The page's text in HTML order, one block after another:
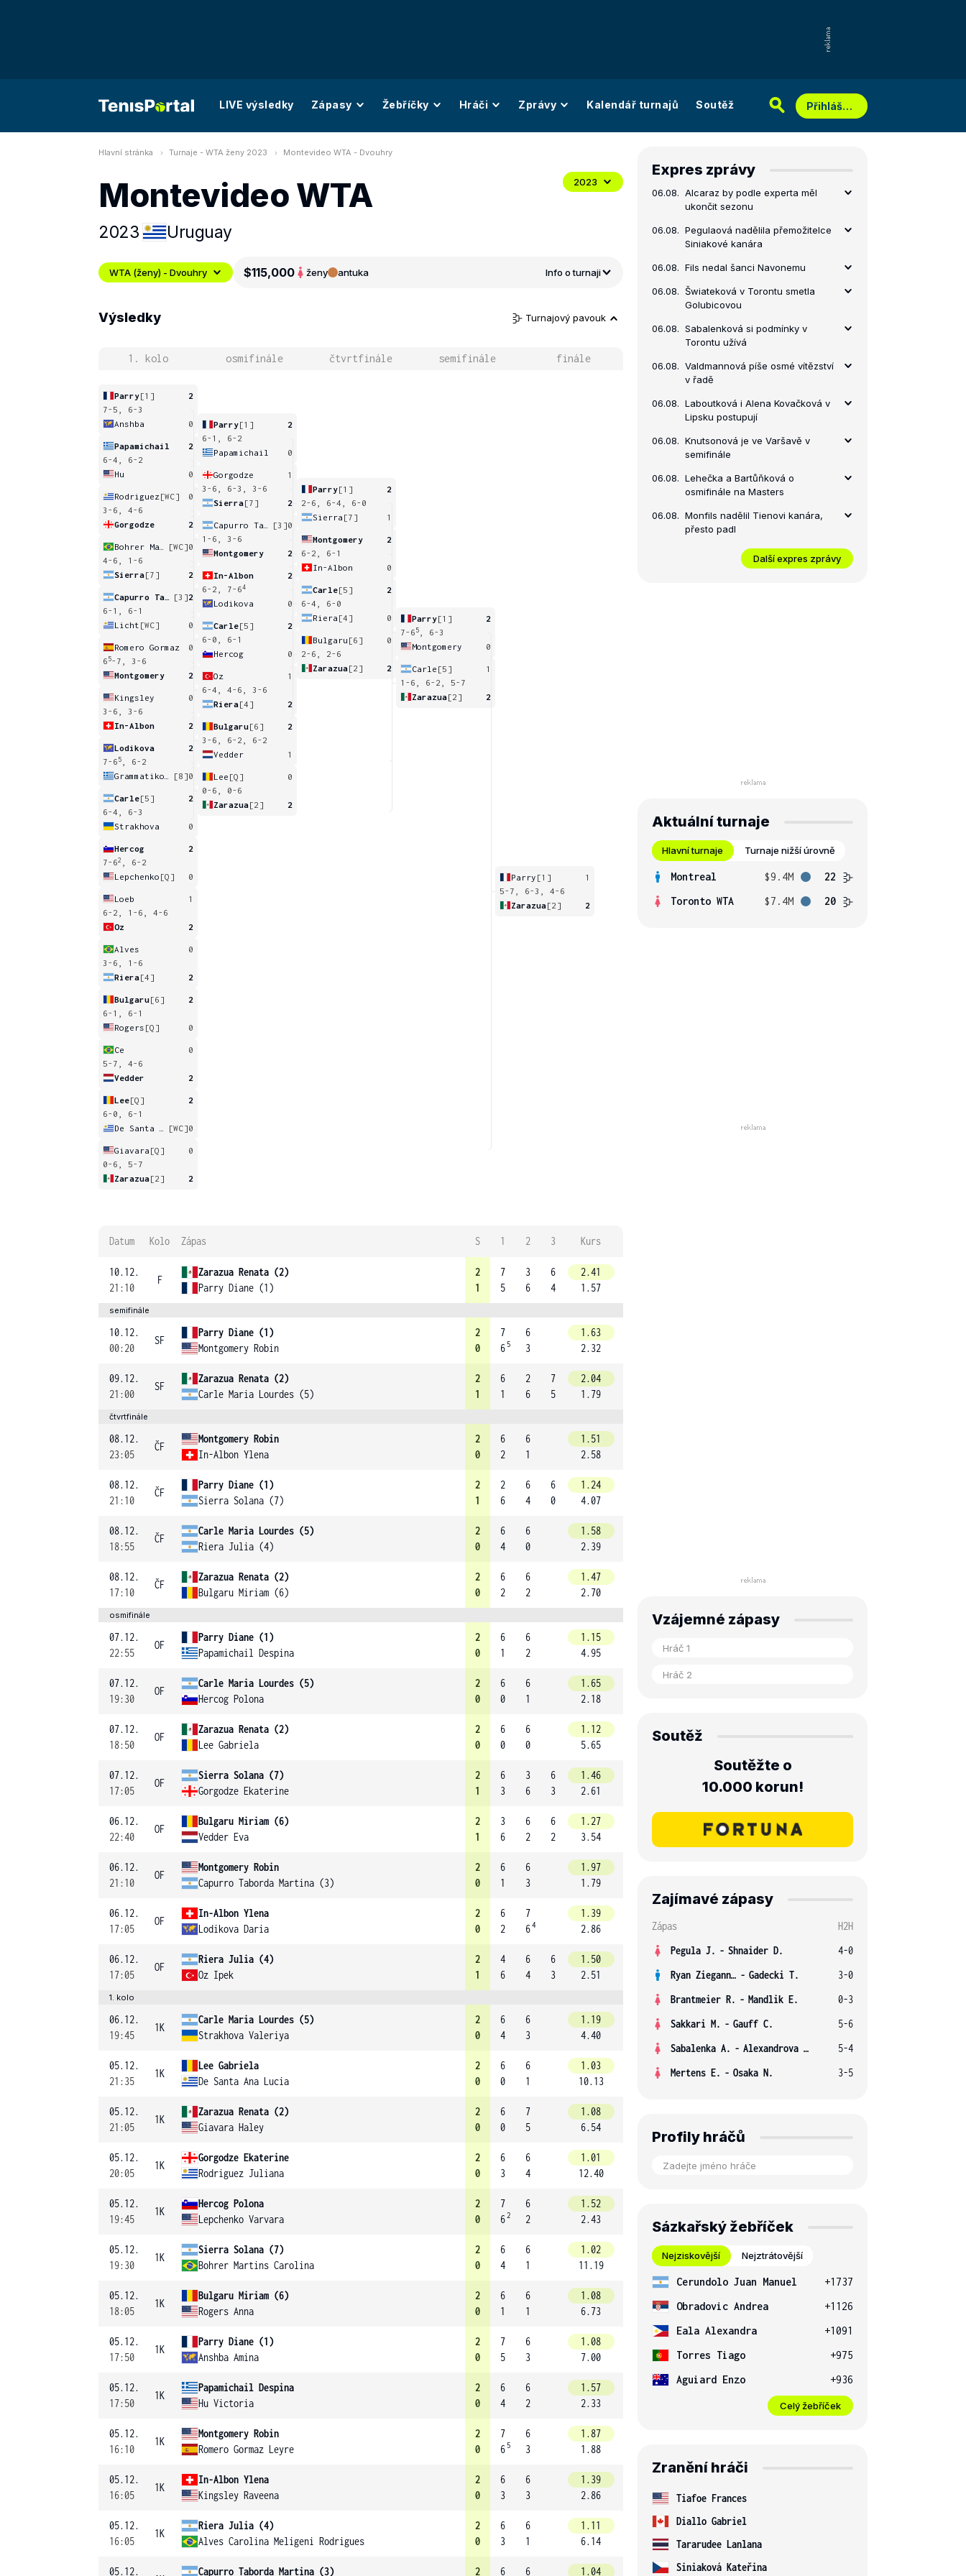
LIVE výsledky Zápasy Žebříčky Hráči Zprávy Kalendář turnajů Soutěž Přihlášení
Hlavní stránka Turnaje - WTA ženy 2023 Montevideo WTA - Dvouhry
Montevideo WTA
2023 Uruguay
2023
WTA (ženy) - Dvouhry $115,000 ženy antuka Info o turnaji
Výsledky Turnajový pavouk
1. kolo osmifinále čtvrtfinále semifinále finále
Parry[1]
2
7-5, 6-3
Anshba
0
Papamichail
2
6-4, 6-2
Hu
0
Rodriguez [WC]
0
3-6, 4-6
Gorgodze
2
[WC]0
4-6, 1-6
Sierra[7] 2
[3]2
6-1, 6-1
Licht [WC] 0
Romero Gormaz
0
6 5-7, 3-6
Montgomery
2
Kingsley
0
3-6, 3-6
In-Albon
2
Lodikova
2
7-6 5
, 6-2
[8]0
Carle[5]
2
6-4, 6-3
Strakhova
0
Hercog
2
7-62
, 6-2
Lepchenko [Q] 0
Loeb
1
6-2, 1-6, 4-6
Oz
2
Alves
0
3-6, 1-6
Riera[4] 2
Bulgaru[6]
2
6-1, 6-1
Rogers [Q] 0
Ce
0
5-7, 4-6
Vedder
2
Lee[Q]
2
6-0, 6-1
[WC]0
Giavara [Q]
0
0-6, 5-7
Zarazua[2] 2
Parry[1]
2
6-1, 6-2
Papamichail
0
Gorgodze
1
3-6, 6-3, 3-6
Sierra[7] 2
[3]0
1-6, 3-6
Montgomery
2
In-Albon
2
6-2, 7-64
Lodikova 0
Carle[5]
2
6-0, 6-1
Hercog
0
Oz
1
6-4, 4-6, 3-6
Riera[4] 2
Bulgaru[6]
2
3-6, 6-2, 6-2
Vedder
1
Lee [Q]
0
0-6, 0-6
Zarazua[2] 2
Parry[1]
2
2-6, 6-4, 6-0
Sierra [7] 1
Montgomery
2
6-2, 6-1
In-Albon
0
Carle[5]
2
6-4, 6-0
Riera [4] 0
Bulgaru [6]
0
2-6, 2-6
Zarazua[2] 2
Parry[1]
2
7-6 5
, 6-3
Montgomery
0
Carle [5]
1
1-6, 6-2, 5-7
Zarazua[2] 2
Parry [1]
1
5-7, 6-3, 4-6
Zarazua[2] 2
Datum Kolo Zápas S 1 2 3 Kurs
10.12.
21:10
F
Zarazua Renata (2)
Parry Diane (1)
2
1
7
5
3
6
6
4
2.41
1.57
semifinále
10.12.
00:20
SF
Parry Diane (1)
Montgomery Robin
2
0
7
6 5
6
3
1.63
2.32
09.12.
21:00
SF
Zarazua Renata (2)
Carle Maria Lourdes (5)
2
1
6
1
2
6
7
5
2.04
1.79
čtvrtfinále
08.12.
23:05
ČF
Montgomery Robin
In-Albon Ylena
2
0
6
2
6
1
1.51
2.58
08.12.
21:10
ČF
Parry Diane (1)
Sierra Solana (7)
2
1
2
6
6
4
6
0
1.24
4.07
08.12.
18:55
ČF
Carle Maria Lourdes (5)
Riera Julia (4)
2
0
6
4
6
0
1.58
2.39
08.12.
17:10
ČF
Zarazua Renata (2)
Bulgaru Miriam (6)
2
0
6
2
6
2
1.47
2.70
osmifinále
07.12.
22:55
OF
Parry Diane (1)
Papamichail Despina
2
0
6
1
6
2
1.15
4.95
07.12.
19:30
OF
Carle Maria Lourdes (5)
Hercog Polona
2
0
6
0
6
1
1.65
2.18
07.12.
18:50
OF
Zarazua Renata (2)
Lee Gabriela
2
0
6
0
6
0
1.12
5.65
07.12.
17:05
OF
Sierra Solana (7)
Gorgodze Ekaterine
2
1
6
3
3
6
6
3
1.46
2.61
06.12.
22:40
OF
Bulgaru Miriam (6)
Vedder Eva
2
1
3
6
6
2
6
2
1.27
3.54
06.12.
21:10
OF
Montgomery Robin
Capurro Taborda Martina (3)
2
0
6
1
6
3
1.97
1.79
06.12.
17:05
OF
In-Albon Ylena
Lodikova Daria
2
0
6
2
7
64
1.39
2.86
06.12.
17:05
OF
Riera Julia (4)
Oz Ipek
2
1
4
6
6
4
6
3
1.50
2.51
1. kolo
06.12.
19:45
1K
Carle Maria Lourdes (5)
Strakhova Valeriya
2
0
6
4
6
3
1.19
4.40
05.12.
21:35
1K
Lee Gabriela
De Santa Ana Lucia
2
0
6
0
6
1
1.03
10.13
05.12.
21:05
1K
Zarazua Renata (2)
Giavara Haley
2
0
6
0
7
5
1.08
6.54
05.12.
20:05
1K
Gorgodze Ekaterine
Rodriguez Juliana
2
0
6
3
6
4
1.01
12.40
05.12.
19:45
1K
Hercog Polona
Lepchenko Varvara
2
0
7
62
6
2
1.52
2.43
05.12.
19:30
1K
Sierra Solana (7)
Bohrer Martins Carolina
2
0
6
4
6
1
1.02
11.19
05.12.
18:05
1K
Bulgaru Miriam (6)
Rogers Anna
2
0
6
1
6
1
1.08
6.73
05.12.
17:50
1K
Parry Diane (1)
Anshba Amina
2
0
7
5
6
3
1.08
7.00
05.12.
17:50
1K
Papamichail Despina
Hu Victoria
2
0
6
4
6
2
1.57
2.33
05.12.
16:10
1K
Montgomery Robin
Romero Gormaz Leyre
2
0
7
6 5
6
3
1.87
1.88
05.12.
16:05
1K
In-Albon Ylena
Kingsley Raveena
2
0
6
3
6
3
1.39
2.86
05.12.
16:05
1K
Riera Julia (4)
Alves Carolina Meligeni Rodrigues
2
0
6
3
6
1
1.11
6.14
05.12. Capurro Taborda Martina (3) 2 6 6 1.04
Expres zprávy
06.08. Alcaraz by podle experta měl
ukončit sezonu
06.08. Pegulaová nadělila přemožitelce
Siniakové kanára
06.08. Fils nedal šanci Navonemu
06.08. Šwiateková v Torontu smetla
Golubicovou
06.08. Sabalenková si podmínky v
Torontu užívá
06.08. Valdmannová píše osmé vítězství
v řadě
06.08. Laboutková i Alena Kovačková v
Lipsku postupují
06.08. Knutsonová je ve Varšavě v
semifinále
06.08. Lehečka a Bartůňková o
osmifinále na Masters
06.08. Monfils nadělil Tienovi kanára,
přesto padl
Další expres zprávy
Aktuální turnaje
Hlavní turnaje Turnaje nižší úrovně
Montreal $9.4M
22
Toronto WTA
$7.4M 20
Vzájemné zápasy
Soutěž
Soutěžte o
10.000 korun!
Zajímavé zápasy
Zápas
H2H
Pegula J. - Shnaider D.
4-0
Ryan Ziegann S. - Gadecki T.
3-0
Brantmeier R. - Mandlik E.
0-3
Sakkari M. - Gauff C.
5-6
Sabalenka A. - Alexandrova E.
5-4
Mertens E. - Osaka N. 3-5
Profily hráčů
Sázkařský žebříček
Nejziskovější Nejztrátovější
Cerundolo Juan Manuel
+1737
Obradovic Andrea
+1126
Eala Alexandra
+1091
Torres Tiago
+975
Aguiard Enzo
+936
Celý žebříček
Zranění hráči
Tiafoe Frances
Diallo Gabriel
Tararudee Lanlana
Siniaková Kateřina